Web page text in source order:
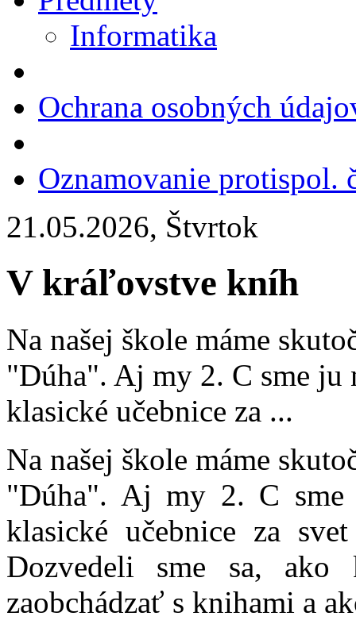
Informatika
Ochrana osobných
Oznamovanie protispol.
21.05.2026, Štvrtok
V kráľovstve kníh
Na našej škole máme
"Dúha". Aj my 2. C sme
klasické učebnice za ...
Na našej škole máme
"Dúha". Aj my 2. C
klasické učebnice za
Dozvedeli sme sa, ako
zaobchádzať s knihami a